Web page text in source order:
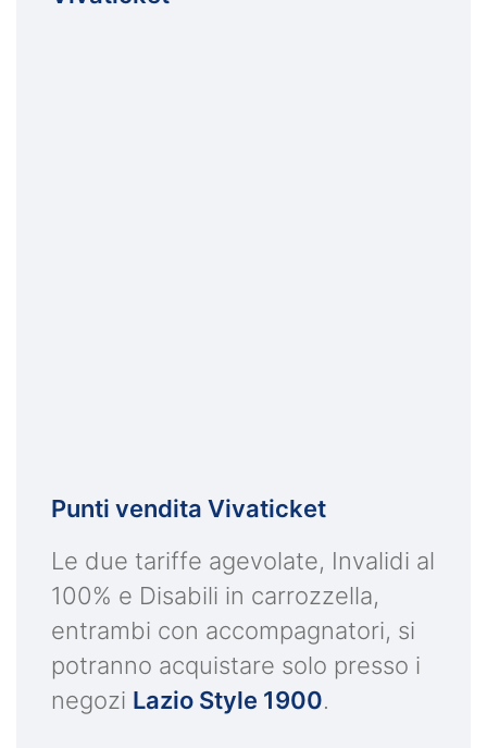
Punti vendita Vivaticket
Le due tariffe agevolate, Invalidi al
100% e Disabili in carrozzella,
entrambi con accompagnatori, si
potranno acquistare solo presso i
negozi Lazio Style 1900.